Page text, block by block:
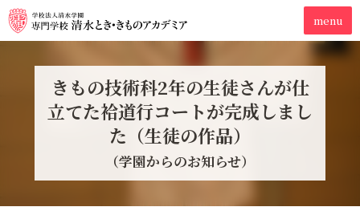
きもの技術科2年の生徒さんが仕
立てた袷道行コートが完成しまし
た（生徒の作品）
（学園からのお知らせ）